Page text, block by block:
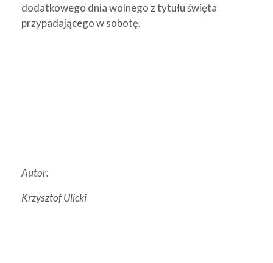
dodatkowego dnia wolnego z tytułu święta
przypadającego w sobotę.
Autor:
Krzysztof Ulicki